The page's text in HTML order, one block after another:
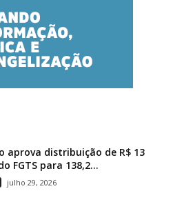
aprova distribuição de R$ 13
FGTS para 138,2...
julho 29, 2026